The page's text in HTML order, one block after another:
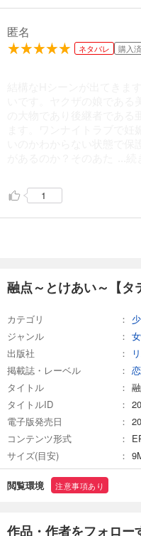
82円 (税込)
融点～とけあ
融点～とけあ
あらすじを表示
融点～とけあ
匿名
ネタバレ 購入
1
融点～とけあい～【
カテゴリ
ジャンル
出版社
掲載誌・レーベル
タイトル
タイトルID
電子版発売日
コンテンツ形式
サイズ(目安)
閲覧環境 注意事項あり
作品・作者をフォロー